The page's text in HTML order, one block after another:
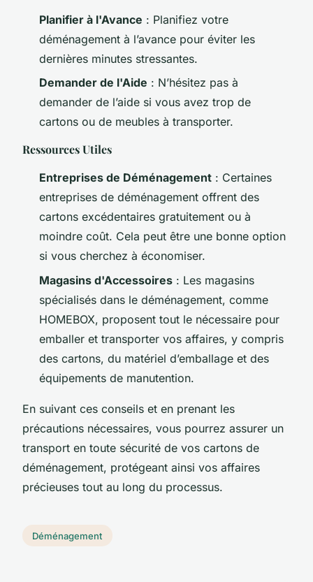
Planifier à l'Avance : Planifiez votre
déménagement à l’avance pour éviter les
dernières minutes stressantes.
Demander de l'Aide : N’hésitez pas à
demander de l’aide si vous avez trop de
cartons ou de meubles à transporter.
Ressources Utiles
Entreprises de Déménagement : Certaines
entreprises de déménagement offrent des
cartons excédentaires gratuitement ou à
moindre coût. Cela peut être une bonne option
si vous cherchez à économiser.
Magasins d'Accessoires : Les magasins
spécialisés dans le déménagement, comme
HOMEBOX, proposent tout le nécessaire pour
emballer et transporter vos affaires, y compris
des cartons, du matériel d’emballage et des
équipements de manutention.
En suivant ces conseils et en prenant les
précautions nécessaires, vous pourrez assurer un
transport en toute sécurité de vos cartons de
déménagement, protégeant ainsi vos affaires
précieuses tout au long du processus.
Déménagement